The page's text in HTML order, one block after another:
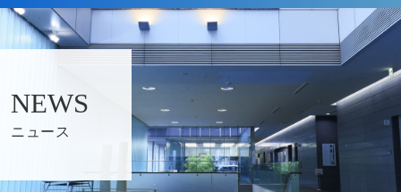
城西
大学
NEWS
ニュース